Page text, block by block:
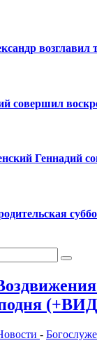
совершил
Геннадий
-